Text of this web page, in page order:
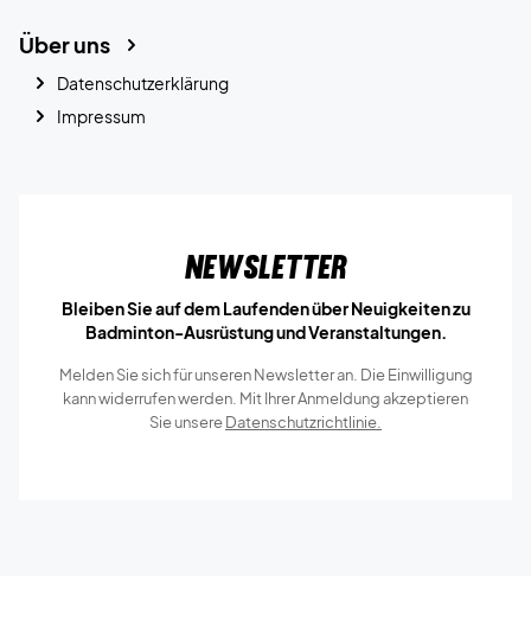
Über uns
Datenschutzerklärung
Impressum
Newsletter
Bleiben Sie auf dem Laufenden über Neuigkeiten zu
Badminton-Ausrüstung und Veranstaltungen.
Melden Sie sich für unseren Newsletter an. Die Einwilligung
kann widerrufen werden. Mit Ihrer Anmeldung akzeptieren
Sie unsereDatenschutzrichtlinie.